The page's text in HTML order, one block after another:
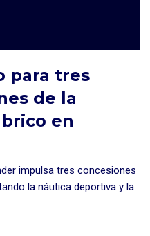
para tres
de la
en
impulsa tres concesiones
la náutica deportiva y la